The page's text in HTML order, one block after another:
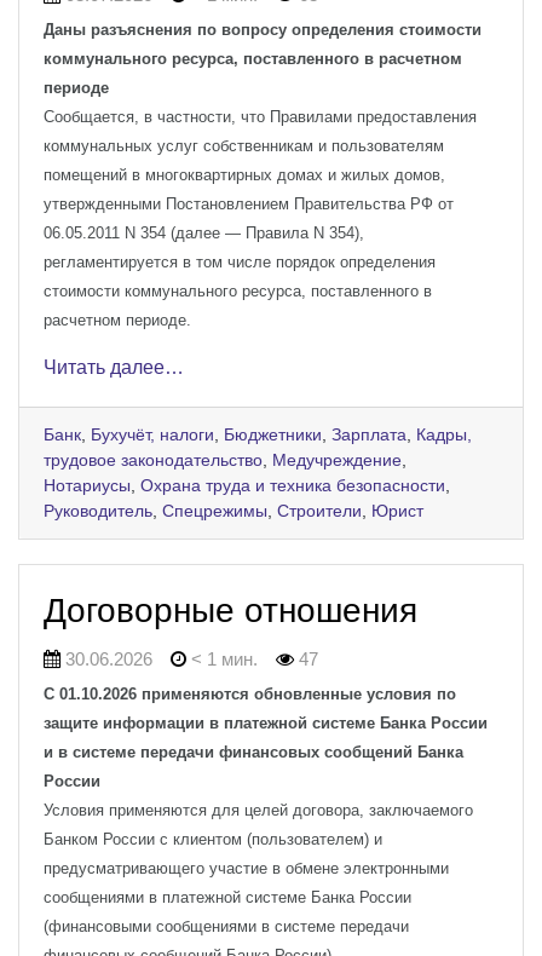
Даны разъяснения по вопросу определения стоимости
коммунального ресурса, поставленного в расчетном
периоде
Сообщается, в частности, что Правилами предоставления
коммунальных услуг собственникам и пользователям
помещений в многоквартирных домах и жилых домов,
утвержденными Постановлением Правительства РФ от
06.05.2011 N 354 (далее — Правила N 354),
регламентируется в том числе порядок определения
стоимости коммунального ресурса, поставленного в
расчетном периоде.
Читать далее…
Банк Бухучёт, налоги Бюджетники Зарплата
Кадры,
трудовое законодательство Медучреждение
Нотариусы Охрана труда и техника безопасности
Руководитель Спецрежимы Строители Юрист
Договорные отношения
30.06.2026 < 1 мин. 47
С 01.10.2026 применяются обновленные условия по
защите информации в платежной системе Банка России
и в системе передачи финансовых сообщений Банка
России
Условия применяются для целей договора, заключаемого
Банком России с клиентом (пользователем) и
предусматривающего участие в обмене электронными
сообщениями в платежной системе Банка России
(финансовыми сообщениями в системе передачи